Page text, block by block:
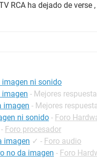
RCA ha dejado de verse
imagen ni sonido
imagen - Mejores
imagen - Mejores
ni sonido - Foro
- Foro procesador
imagen ✓ - Foro audio
no da imagen - Foro